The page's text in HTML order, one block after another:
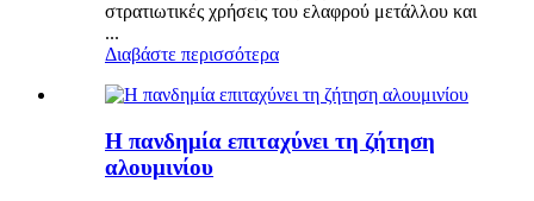
στρατιωτικές χρήσεις του ελαφρού μετάλλου και
...
Διαβάστε περισσότερα
Η πανδημία επιταχύνει τη ζήτηση
αλουμινίου